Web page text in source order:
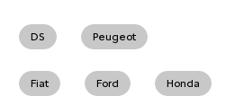
DS Peugeot
Fiat Ford Honda